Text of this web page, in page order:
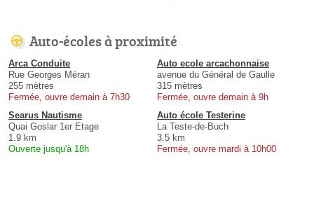
Auto-écoles à proximité
Arca Conduite
Rue Georges Méran
255 mètres
Fermée, ouvre demain à 7h30
Auto ecole arcachonnaise
avenue du Général de Gaulle
315 mètres
Fermée, ouvre demain à 9h
Searus Nautisme
Quai Goslar 1er Etage
1.9 km
Ouverte jusqu'à 18h
Auto école Testerine
La Teste-de-Buch
3.5 km
Fermée, ouvre mardi à 10h00